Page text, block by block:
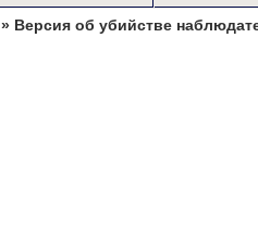
» Версия об убийстве